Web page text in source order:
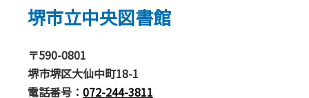
堺市立中央図書館
〒590-0801
堺市堺区大仙中町18-1
電話番号： 072-244-3811